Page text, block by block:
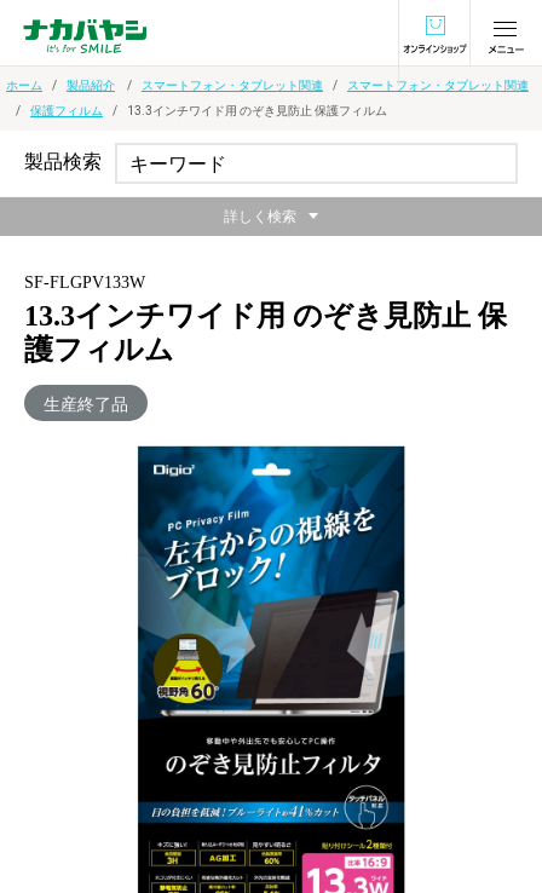
オンラインショ
ホーム 製品紹介 スマートフォン・タブレット関連
スマートフォン・タブレット関連
保護フィルム
13.3インチワイド用 のぞき見防止 保護フィルム
SF-FLGPV133W
13.3インチワイド用 のぞき見防止 保
護フィルム
生産終了品
反射防止タイプののぞき見防止フィルム
メーカー希望小売価格：
+ 税
左右からの視線を防ぐのぞき見防止フィルムです。視野角は約
60°で、反射防止タイプ＆ブルーライトカット率約41％。貼付け
製品検索
詳しく検索